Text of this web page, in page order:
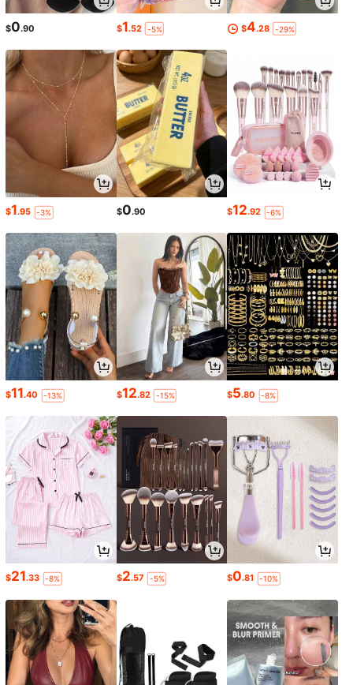
$0.90 $1.52 -5% $4.28 -29%
$1.95 -3% $0.90 $12.92 -6%
$11.40 -13% $12.82 -15% $5.80 -8%
$21.33 -8% $2.57 -5% $0.81 -10%